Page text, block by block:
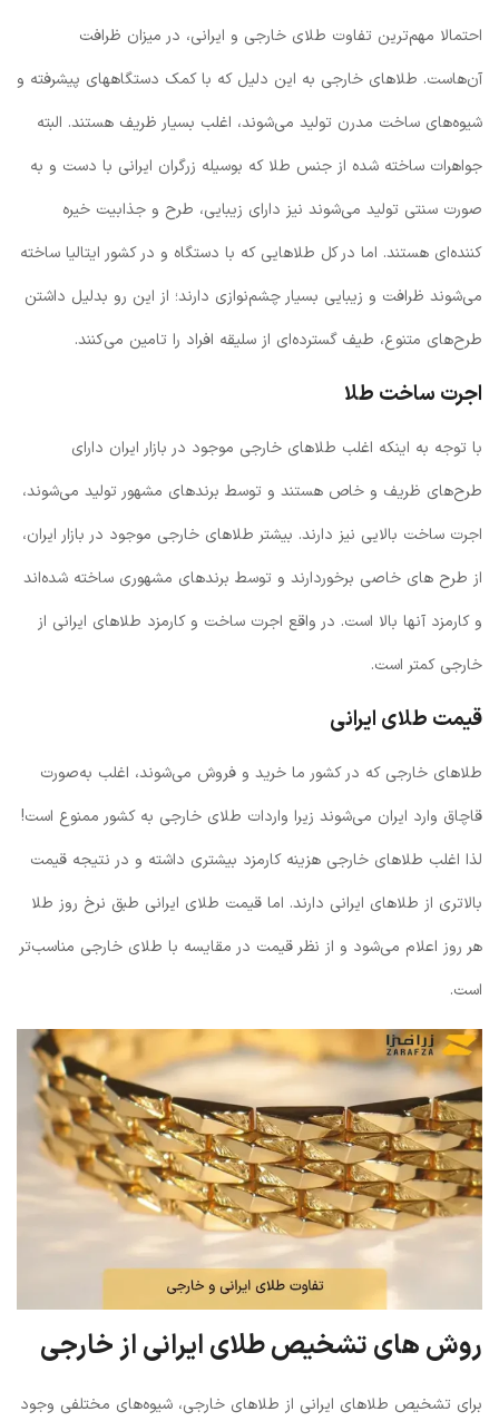
احتمالا مهم‌ترین تفاوت طلای خارجی و ایرانی، در میزان ظرافت
آن‌هاست. طلاهای خارجی به این دلیل که با کمک دستگاههای پیشرفته و
شیوه‌های ساخت مدرن تولید می‌شوند، اغلب بسیار ظریف هستند. البته
جواهرات ساخته شده از جنس طلا که بوسیله زرگران ایرانی با دست و به
صورت سنتی تولید می‌شوند نیز دارای زیبایی، طرح و جذابیت خیره
کننده‌ای هستند. اما در کل طلاهایی که با دستگاه و در کشور ایتالیا ساخته
می‌شوند ظرافت و زیبایی بسیار چشم‌نوازی دارند؛ از این رو بدلیل داشتن
طرح‌های متنوع، طیف گسترده‌ای از سلیقه افراد را تامین می‌کنند.
اجرت ساخت طلا
با توجه به اینکه اغلب طلاهای خارجی موجود در بازار ایران دارای
طرح‌های ظریف و خاص هستند و توسط برندهای مشهور تولید می‌شوند،
اجرت ساخت بالایی نیز دارند. بیشتر طلاهای خارجی موجود در بازار ایران،
از طرح های خاصی برخوردارند و توسط برندهای مشهوری ساخته شده‌اند
و کارمزد آنها بالا است. در واقع اجرت ساخت و کارمزد طلاهای ایرانی از
خارجی کمتر است.
قیمت طلای ایرانی
طلاهای خارجی‌ که در کشور ما خرید و فروش می‌شوند، اغلب به‌صورت
قاچاق وارد ایران می‌شوند زیرا واردات طلای خارجی به کشور ممنوع است!
لذا اغلب طلاهای خارجی هزینه کارمزد بیشتری داشته و در نتیجه قیمت
بالاتری از طلاهای ایرانی دارند. اما قیمت طلای ایرانی طبق نرخ روز طلا
هر روز اعلام می‌شود و از نظر قیمت در مقایسه با طلای خارجی مناسب‌تر
است.
روش های تشخیص طلای ایرانی از خارجی
برای تشخیص طلاهای ایرانی از طلاهای خارجی، شیوه‌های مختلفی وجود